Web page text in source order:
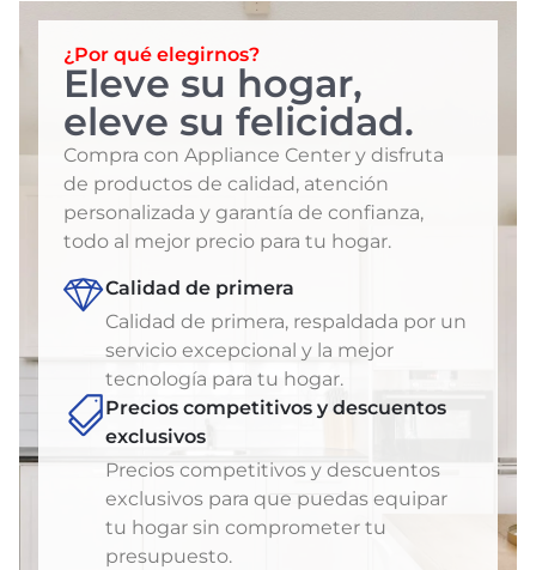
¿Por qué elegirnos?
Eleve su hogar,
eleve su felicidad.
Compra con Appliance Center y disfruta
de productos de calidad, atención
personalizada y garantía de confianza,
todo al mejor precio para tu hogar.
Calidad de primera
Calidad de primera, respaldada por un
servicio excepcional y la mejor
tecnología para tu hogar.
Precios competitivos y descuentos
exclusivos
Precios competitivos y descuentos
exclusivos para que puedas equipar
tu hogar sin comprometer tu
presupuesto.